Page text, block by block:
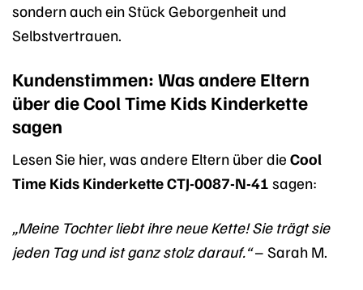
sondern auch ein Stück Geborgenheit und
Selbstvertrauen.
Kundenstimmen: Was andere Eltern
über die Cool Time Kids Kinderkette
sagen
Lesen Sie hier, was andere Eltern über die Cool
Time Kids Kinderkette CTJ-0087-N-41 sagen:
„Meine Tochter liebt ihre neue Kette! Sie trägt sie
jeden Tag und ist ganz stolz darauf.“– Sarah M.